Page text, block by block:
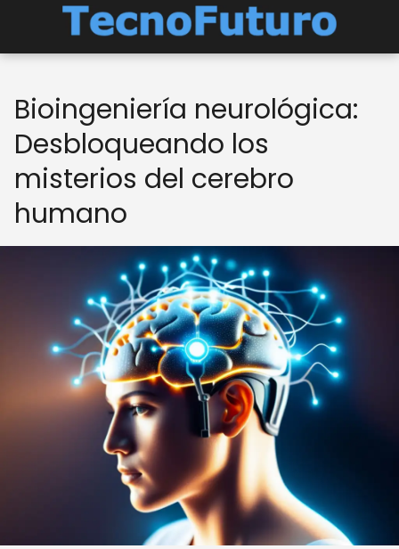
Bioingeniería neurológica:
Desbloqueando los
misterios del cerebro
humano